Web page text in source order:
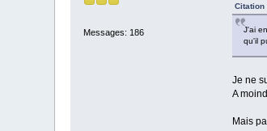
Messages: 186
Citation
J'ai
qu'il
Je ne
A
Mais